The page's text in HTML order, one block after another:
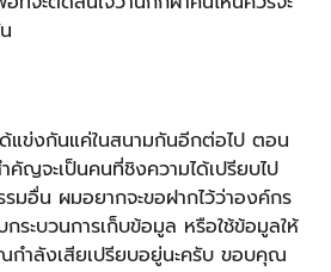
ด้แข่งกันแค่ในสนามกันอีกต่อไป ตอน
ญจะเป็นคนที่ชิงความได้เปรียบไป
มอื่น ผมอยากจะขอฝากไว้ว่าองค์กร
ระบวนการเก็บข้อมูล หรือใช้ข้อมูลให้
กำลังเสียเปรียบอยู่นะครับ ขอบคุณ